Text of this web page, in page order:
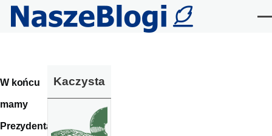
Przejdź do treści
W końcu
mamy
Prezydenta
Kaczysta